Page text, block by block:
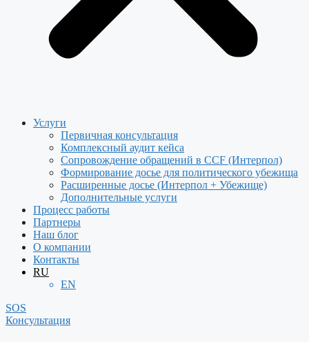
Услуги
Первичная консультация
Комплексный аудит кейса
Сопровождение обращений в CCF (Интерпол)
Формирование досье для политического убежища
Расширенные досье (Интерпол + Убежище)
Дополнительные услуги
Процесс работы
Партнеры
Наш блог
О компании
Контакты
RU
EN
SOS
Консультация